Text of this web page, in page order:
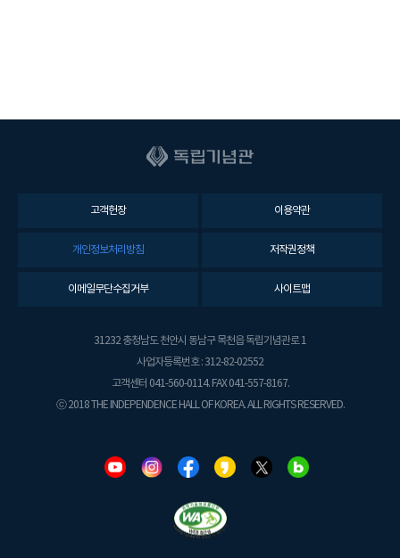
고객헌장 이용약관
개인정보처리방침 저작권정책
이메일무단수집거부 사이트맵
31232 충청남도 천안시 동남구 목천읍 독립기념관로 1
사업자등록번호 : 312-82-02552
고객센터 041-560-0114. FAX 041-557-8167.
ⓒ 2018 THE INDEPENDENCE HALL OF KOREA. ALL RIGHTS RESERVED.